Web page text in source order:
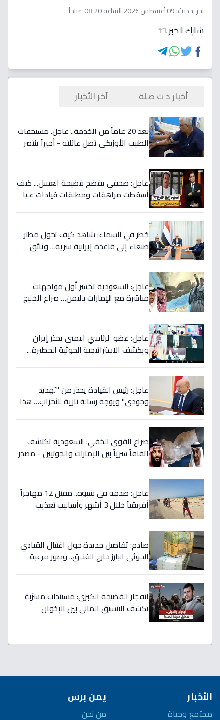
اخر تحديث:09 أغسطس 2026 الساعة 08:20 صباحاً
شارك الخبر
أخبار ذات صلة آخر الأخبار
بعد 20 عاماً من الخدمة.. عاجل: مستحقات
الطبيب الأوزبكي تصل عائلته - أخيراً ينتصر
عاجل: صحفي يفضح فضيحة العسل... كيف
أسقطت مراهقات ومطلقات قيادات عليا
خطر في السماء: شاهد كيف تحول مطار
صنعاء إلى قاعدة إيرانية سرية… وثائق
عاجل: السعودية تخسر أول مواجهات
مباشرة مع الإمارات باليمن… صراع الخليج
عاجل: عضو الرئاسي اليمني يحذر إيران
ويكشف الاستراتيجية الحوثية الخطيرة…
عاجل: رئيس القيادة يحذر من "تهديد
وجودي" ويوجه رسالة نارية للأحزاب… هذا
صراع القوى الخفي: السعودية تكتشف
اتفاقاً سرياً بين الإمارات والحوثيين - مصدر
عاجل: صدمة في شبوة.. مقتل 12 مهاجراً
أفريقياً خلال 3 أشهر وأساليب تعذيب
صادم: تفاصيل جديدة حول اغتيال القيادي
الحوثي البارز خارج الفندق.. وصور مرعبة
انفجار الفضيحة الكبرى: مستندات مسرّبة
تكشف التنسيق المالي بين الإخوان
الأخبار
مجتمع وحياة
يمن برس
من نحن